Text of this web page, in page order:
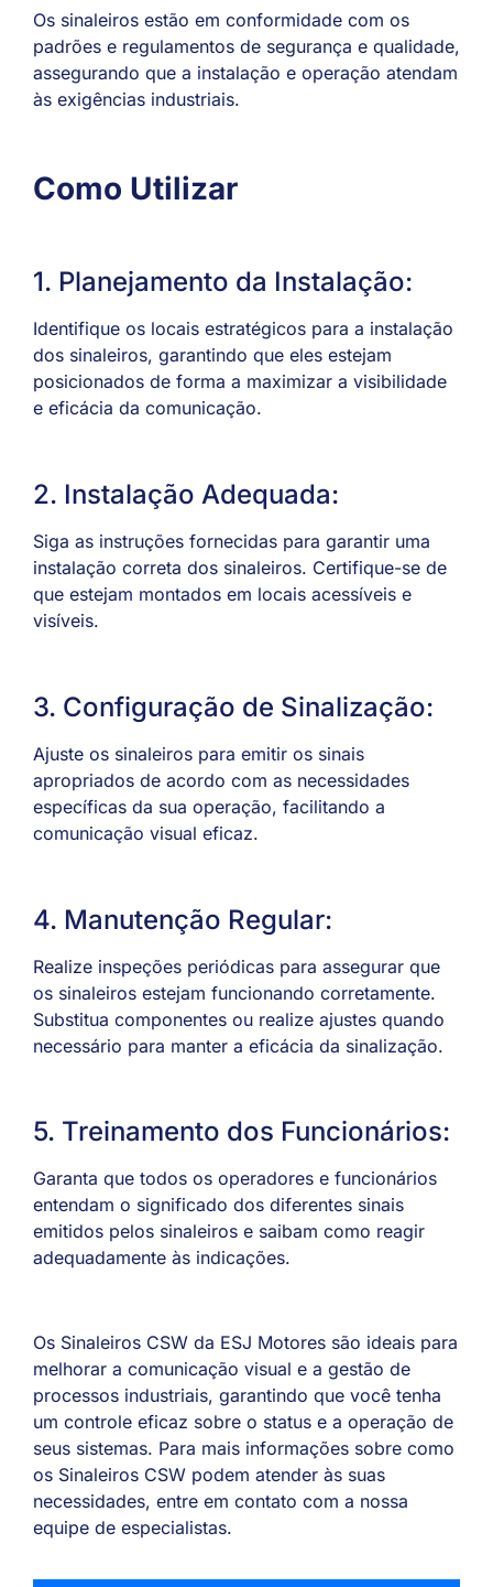
Os sinaleiros estão em conformidade com os
padrões e regulamentos de segurança e qualidade,
assegurando que a instalação e operação atendam
às exigências industriais.
Como Utilizar
1. Planejamento da Instalação:
Identifique os locais estratégicos para a instalação
dos sinaleiros, garantindo que eles estejam
posicionados de forma a maximizar a visibilidade
e eficácia da comunicação.
2. Instalação Adequada:
Siga as instruções fornecidas para garantir uma
instalação correta dos sinaleiros. Certifique-se de
que estejam montados em locais acessíveis e
visíveis.
3. Configuração de Sinalização:
Ajuste os sinaleiros para emitir os sinais
apropriados de acordo com as necessidades
específicas da sua operação, facilitando a
comunicação visual eficaz.
4. Manutenção Regular:
Realize inspeções periódicas para assegurar que
os sinaleiros estejam funcionando corretamente.
Substitua componentes ou realize ajustes quando
necessário para manter a eficácia da sinalização.
5. Treinamento dos Funcionários:
Garanta que todos os operadores e funcionários
entendam o significado dos diferentes sinais
emitidos pelos sinaleiros e saibam como reagir
adequadamente às indicações.
Os Sinaleiros CSW da ESJ Motores são ideais para
melhorar a comunicação visual e a gestão de
processos industriais, garantindo que você tenha
um controle eficaz sobre o status e a operação de
seus sistemas. Para mais informações sobre como
os Sinaleiros CSW podem atender às suas
necessidades, entre em contato com a nossa
equipe de especialistas.